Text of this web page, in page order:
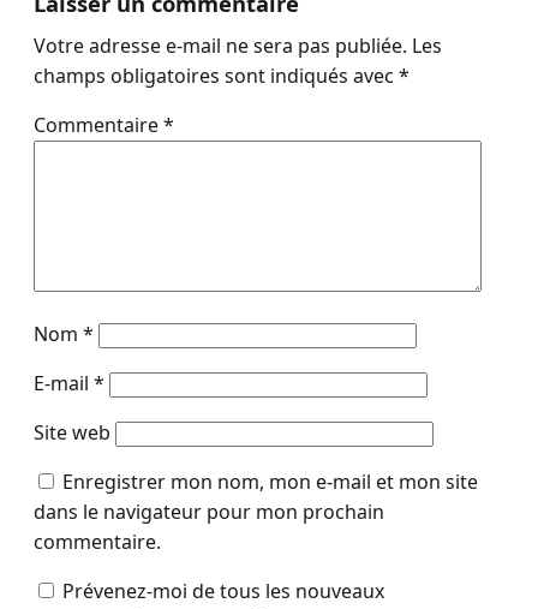
Votre adresse e-mail ne sera pas publiée. Les
champs obligatoires sont indiqués avec *
Commentaire*
Nom *
E-mail *
Site web
Enregistrer mon nom, mon e-mail et mon site
dans le navigateur pour mon prochain
commentaire.
Prévenez-moi de tous les nouveaux